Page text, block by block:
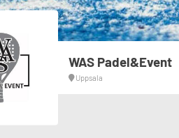
WAS Padel&Event
Uppsala